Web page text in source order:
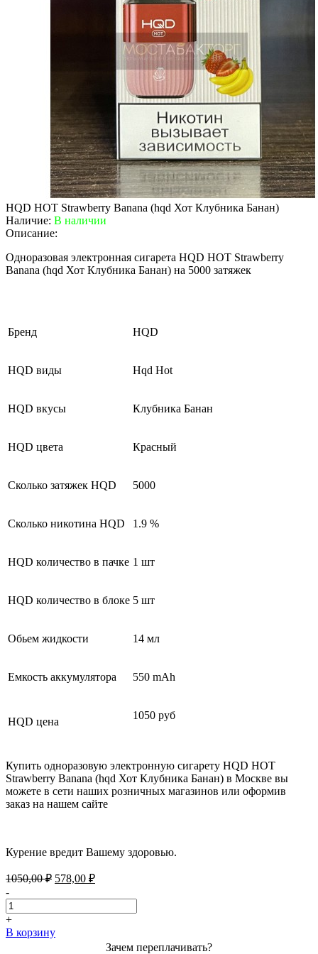
HQD HOT Strawberry Banana (hqd Хот Клубника Банан)
Наличие: В наличии
Описание:
Одноразовая электронная сигарета HQD HOT Strawberry
Banana (hqd Хот Клубника Банан) на 5000 затяжек
Бренд HQD
HQD виды Hqd Hot
HQD вкусы Клубника Банан
HQD цвета Красный
Сколько затяжек HQD 5000
Сколько никотина HQD 1.9 %
HQD количество в пачке 1 шт
HQD количество в блоке 5 шт
Обьем жидкости 14 мл
Емкость аккумулятора 550 mAh
HQD цена
1050 руб
Купить одноразовую электронную сигарету HQD HOT
Strawberry Banana (hqd Хот Клубника Банан) в Москве вы
можете в сети наших розничных магазинов или оформив
заказ на нашем сайте
Курение вредит Вашему здоровью.
1050,00₽ Первоначальная
составляла
1050,00 ₽.
578,00 ₽Текущая
578,00 ₽.
-
+
В корзину
Зачем переплачивать?